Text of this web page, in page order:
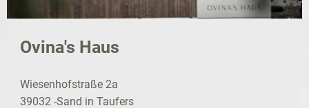
Ovina's Haus
Wiesenhofstraße 2a
39032 -Sand in Taufers